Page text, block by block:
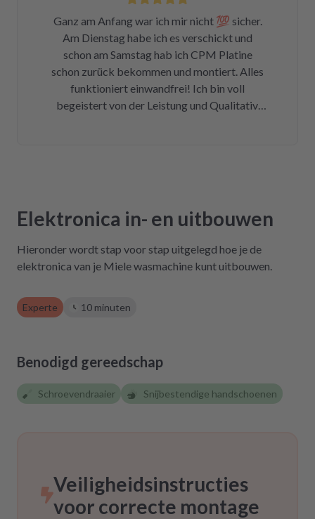
einzusenden und für 99€ reparieren zu lassen.
Der Ausbau war kein Hexenwerk. Ein paar
Fotos für den Wiedereinbau gemacht. Eine
halbe Stunde, nachdem mein Paket
angekommen war, bekam ich eine Rechnung
der Reparatur und das Teil war wieder auf
dem Rückweg zu mir!!! Unglaublich. Leider
Träumchen. Danke, danke, danke. Wilk gar
nicht erst wissen, was der Mieltechniker
gekostet hätte. Ich hoffe, wir werden in
Zukunft nicht wieder auf repartly
zurückgreifen müssen. Aber gut zu wissen,
dass es diese Möglichkeit gibt! Werden wir
definitiv weiter empfehlen.
Ganz am Anfang war ich mir nicht 💯 sicher.
Am Dienstag habe ich es verschickt und
schon am Samstag hab ich CPM Platine
schon zurück bekommen und montiert. Alles
funktioniert einwandfrei! Ich bin voll
begeistert von der Leistung und Qualitativ.
Elektronica in- en uitbouwen
Hieronder wordt stap voor stap uitgelegd hoe je de
elektronica van je Miele wasmachine kunt uitbouwen.
Experte 10 minuten
Benodigd gereedschap
Schroevendraaier Snijbestendige handschoenen
Veiligheidsinstructies
voor correcte montage